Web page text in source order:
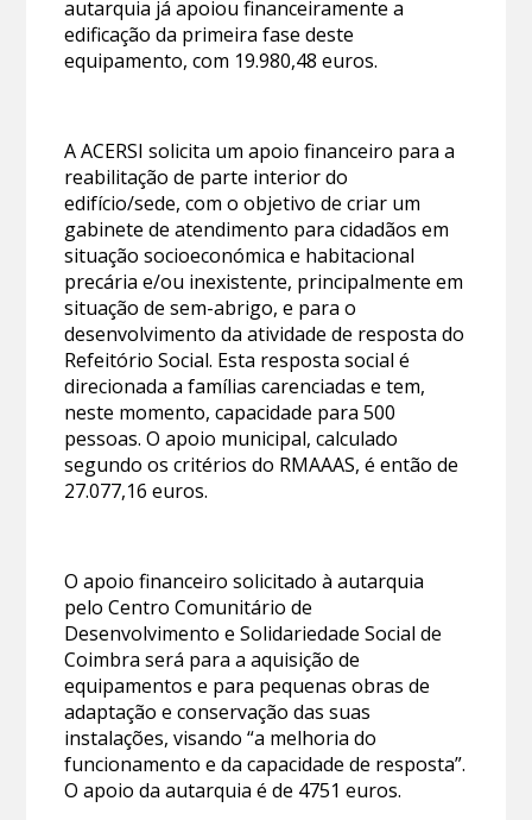
autarquia já apoiou financeiramente a
edificação da primeira fase deste
equipamento, com 19.980,48 euros.
A ACERSI solicita um apoio financeiro para a
reabilitação de parte interior do
edifício/sede, com o objetivo de criar um
gabinete de atendimento para cidadãos em
situação socioeconómica e habitacional
precária e/ou inexistente, principalmente em
situação de sem-abrigo, e para o
desenvolvimento da atividade de resposta do
Refeitório Social. Esta resposta social é
direcionada a famílias carenciadas e tem,
neste momento, capacidade para 500
pessoas. O apoio municipal, calculado
segundo os critérios do RMAAAS, é então de
27.077,16 euros.
O apoio financeiro solicitado à autarquia
pelo Centro Comunitário de
Desenvolvimento e Solidariedade Social de
Coimbra será para a aquisição de
equipamentos e para pequenas obras de
adaptação e conservação das suas
instalações, visando “a melhoria do
funcionamento e da capacidade de resposta”.
O apoio da autarquia é de 4751 euros.